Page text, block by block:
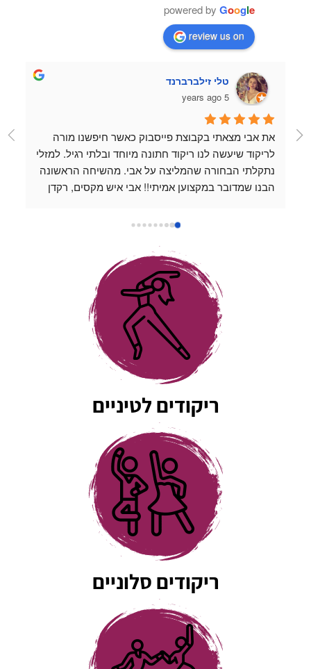
powered by Google
review us on
טלי זילברברנד
5 years ago
החמיא לנו על הריקוד המדהים שלנו ❤️
ריקודים לטיניים
ריקודים סלוניים